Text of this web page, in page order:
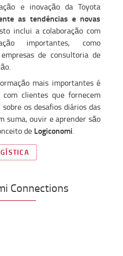
e inovação da Toyota
as tendências e novas
inclui a colaboração com
importantes, como
de consultoria de
mais importantes é
com clientes que fornecem
os desafios diários das
suma, ouvir e aprender são
de Logiconomi.
Connections